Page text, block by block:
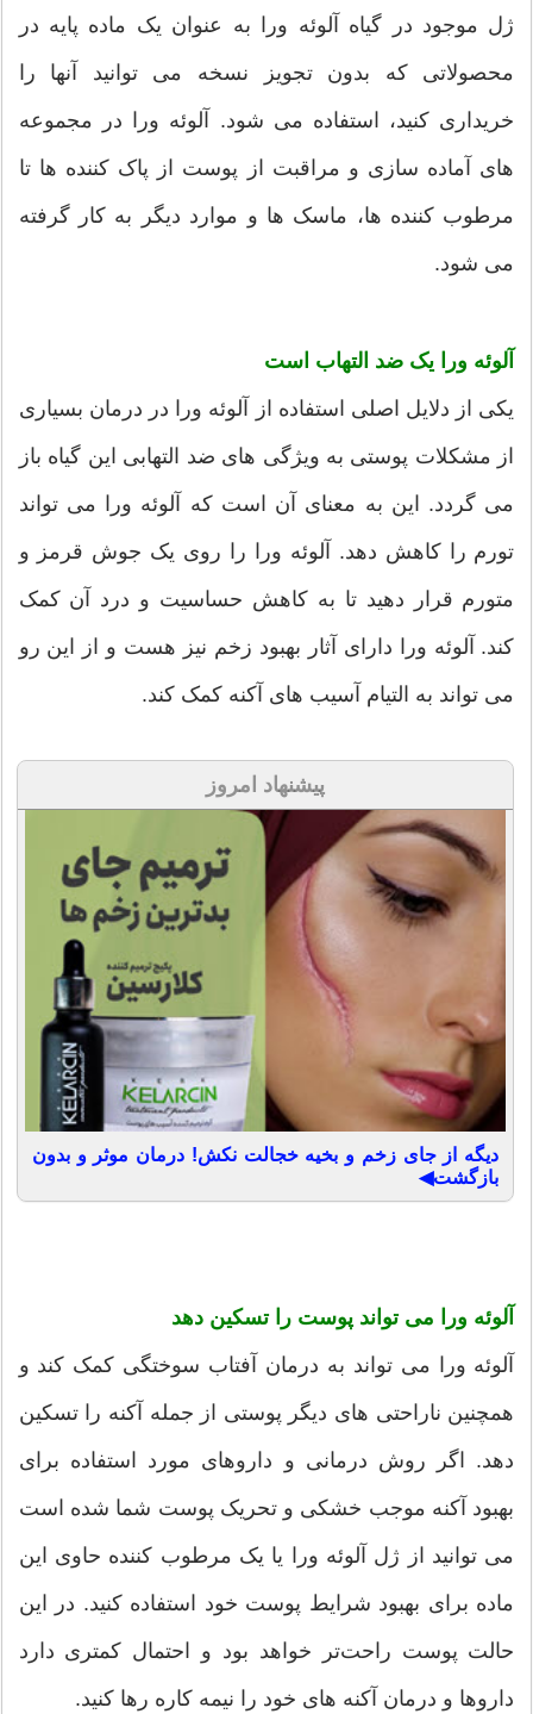
ژل موجود در گیاه آلوئه ورا به عنوان یک ماده پایه در
محصولاتی که بدون تجویز نسخه می توانید آنها را
خریداری کنید، استفاده می شود. آلوئه ورا در مجموعه
های آماده سازی و مراقبت از پوست از پاک کننده ها تا
مرطوب کننده ها، ماسک ها و موارد دیگر به کار گرفته
می شود.
آلوئه ورا یک ضد التهاب است
یکی از دلایل اصلی استفاده از آلوئه ورا در درمان بسیاری
از مشکلات پوستی به ویژگی های ضد التهابی این گیاه باز
می گردد. این به معنای آن است که آلوئه ورا می تواند
تورم را کاهش دهد. آلوئه ورا را روی یک جوش قرمز و
متورم قرار دهید تا به کاهش حساسیت و درد آن کمک
کند. آلوئه ورا دارای آثار بهبود زخم نیز هست و از این رو
می تواند به التیام آسیب های آکنه کمک کند.
پیشنهاد امروز
دیگه از جای زخم و بخیه خجالت نکش! درمان موثر و بدون
بازگشت◀
آلوئه ورا می تواند پوست را تسکین دهد
آلوئه ورا می تواند به درمان آفتاب سوختگی کمک کند و
همچنین ناراحتی های دیگر پوستی از جمله آکنه را تسکین
دهد. اگر روش درمانی و داروهای مورد استفاده برای
بهبود آکنه موجب خشکی و تحریک پوست شما شده است
می توانید از ژل آلوئه ورا یا یک مرطوب کننده حاوی این
ماده برای بهبود شرایط پوست خود استفاده کنید. در این
حالت پوست راحت‌تر خواهد بود و احتمال کمتری دارد
داروها و درمان آکنه های خود را نیمه کاره رها کنید.